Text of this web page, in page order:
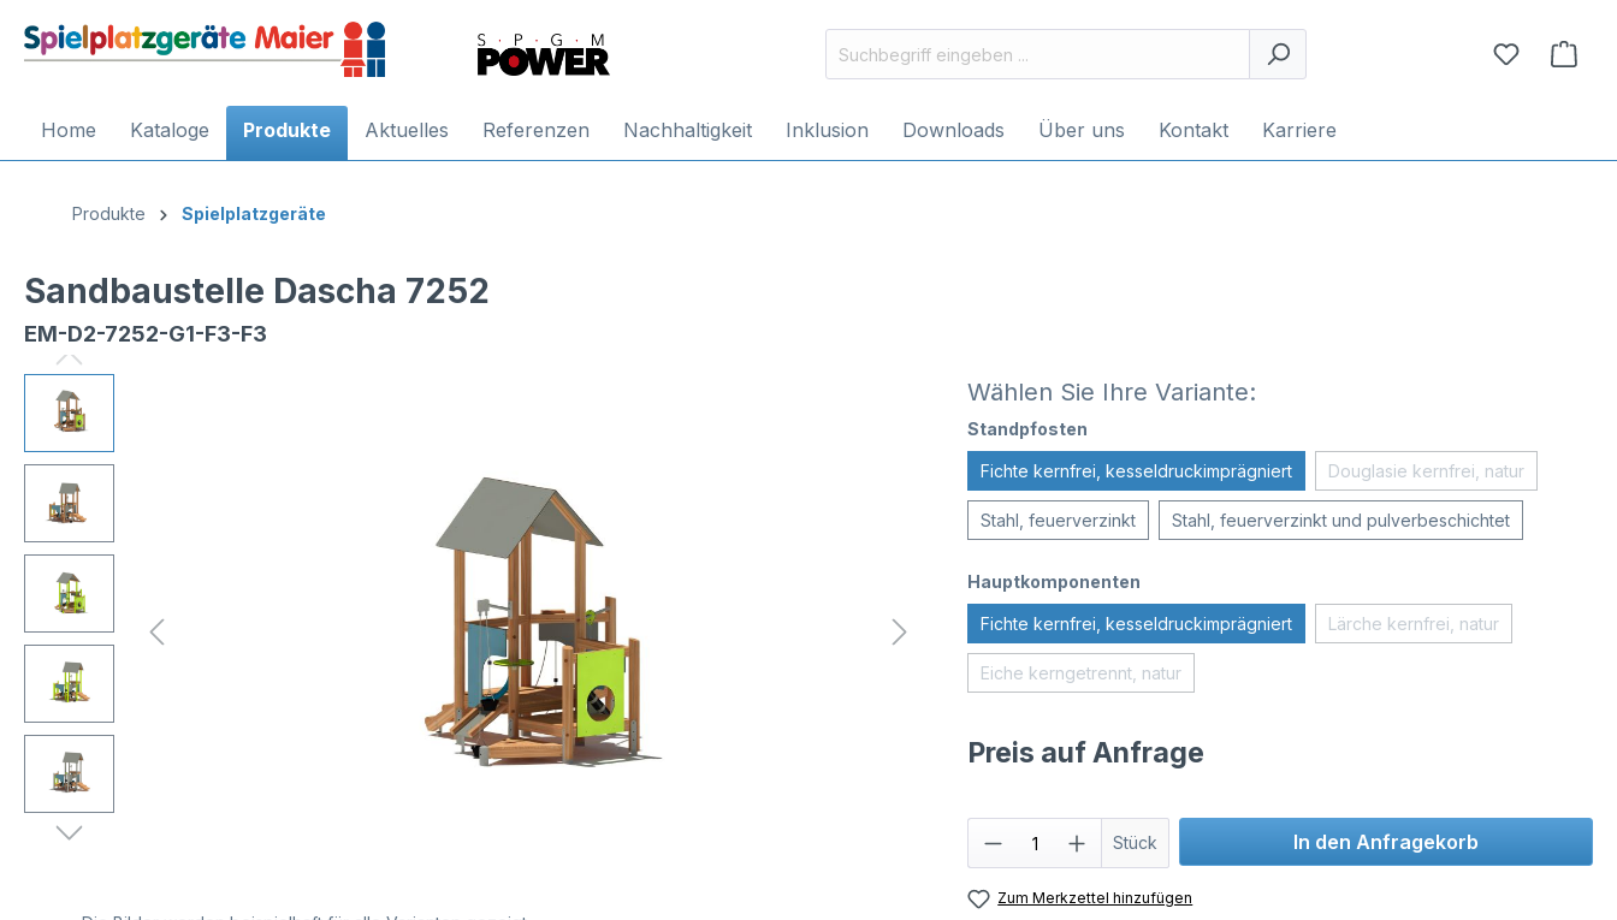
Home Kataloge Produkte Aktuelles Referenzen Nachhaltigkeit Inklusion Downloads Über uns Kontakt Karriere
Produkte Spielplatzgeräte
Sandbaustelle Dascha 7252
EM-D2-7252-G1-F3-F3
Wählen Sie Ihre Variante:
Standpfosten
Fichte kernfrei, kesseldruckimprägniert Douglasie kernfrei, natur
Stahl, feuerverzinkt Stahl, feuerverzinkt und pulverbeschichtet
Hauptkomponenten
Fichte kernfrei, kesseldruckimprägniert Lärche kernfrei, natur
Eiche kerngetrennt, natur
Preis auf Anfrage
Stück In den Anfragekorb
Zum Merkzettel hinzufügen